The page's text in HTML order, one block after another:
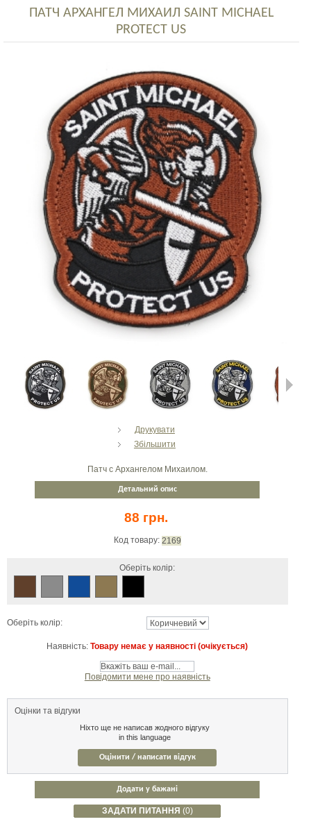
ПАТЧ АРХАНГЕЛ МИХАИЛ SAINT MICHAEL
PROTECT US
Друкувати
Збільшити
Патч с Архангелом Михаилом.
Детальний опис
88 грн.
Код товару: 2169
Оберіть колір:
Оберіть колір:
Наявність: Товару немає у наявності (очікується)
Повідомити мене про наявність
Оцінки та відгуки
Ніхто ще не написав жодного відгуку
in this language
Оцінити / написати відгук
Додати у бажані
ЗАДАТИ ПИТАННЯ (0)